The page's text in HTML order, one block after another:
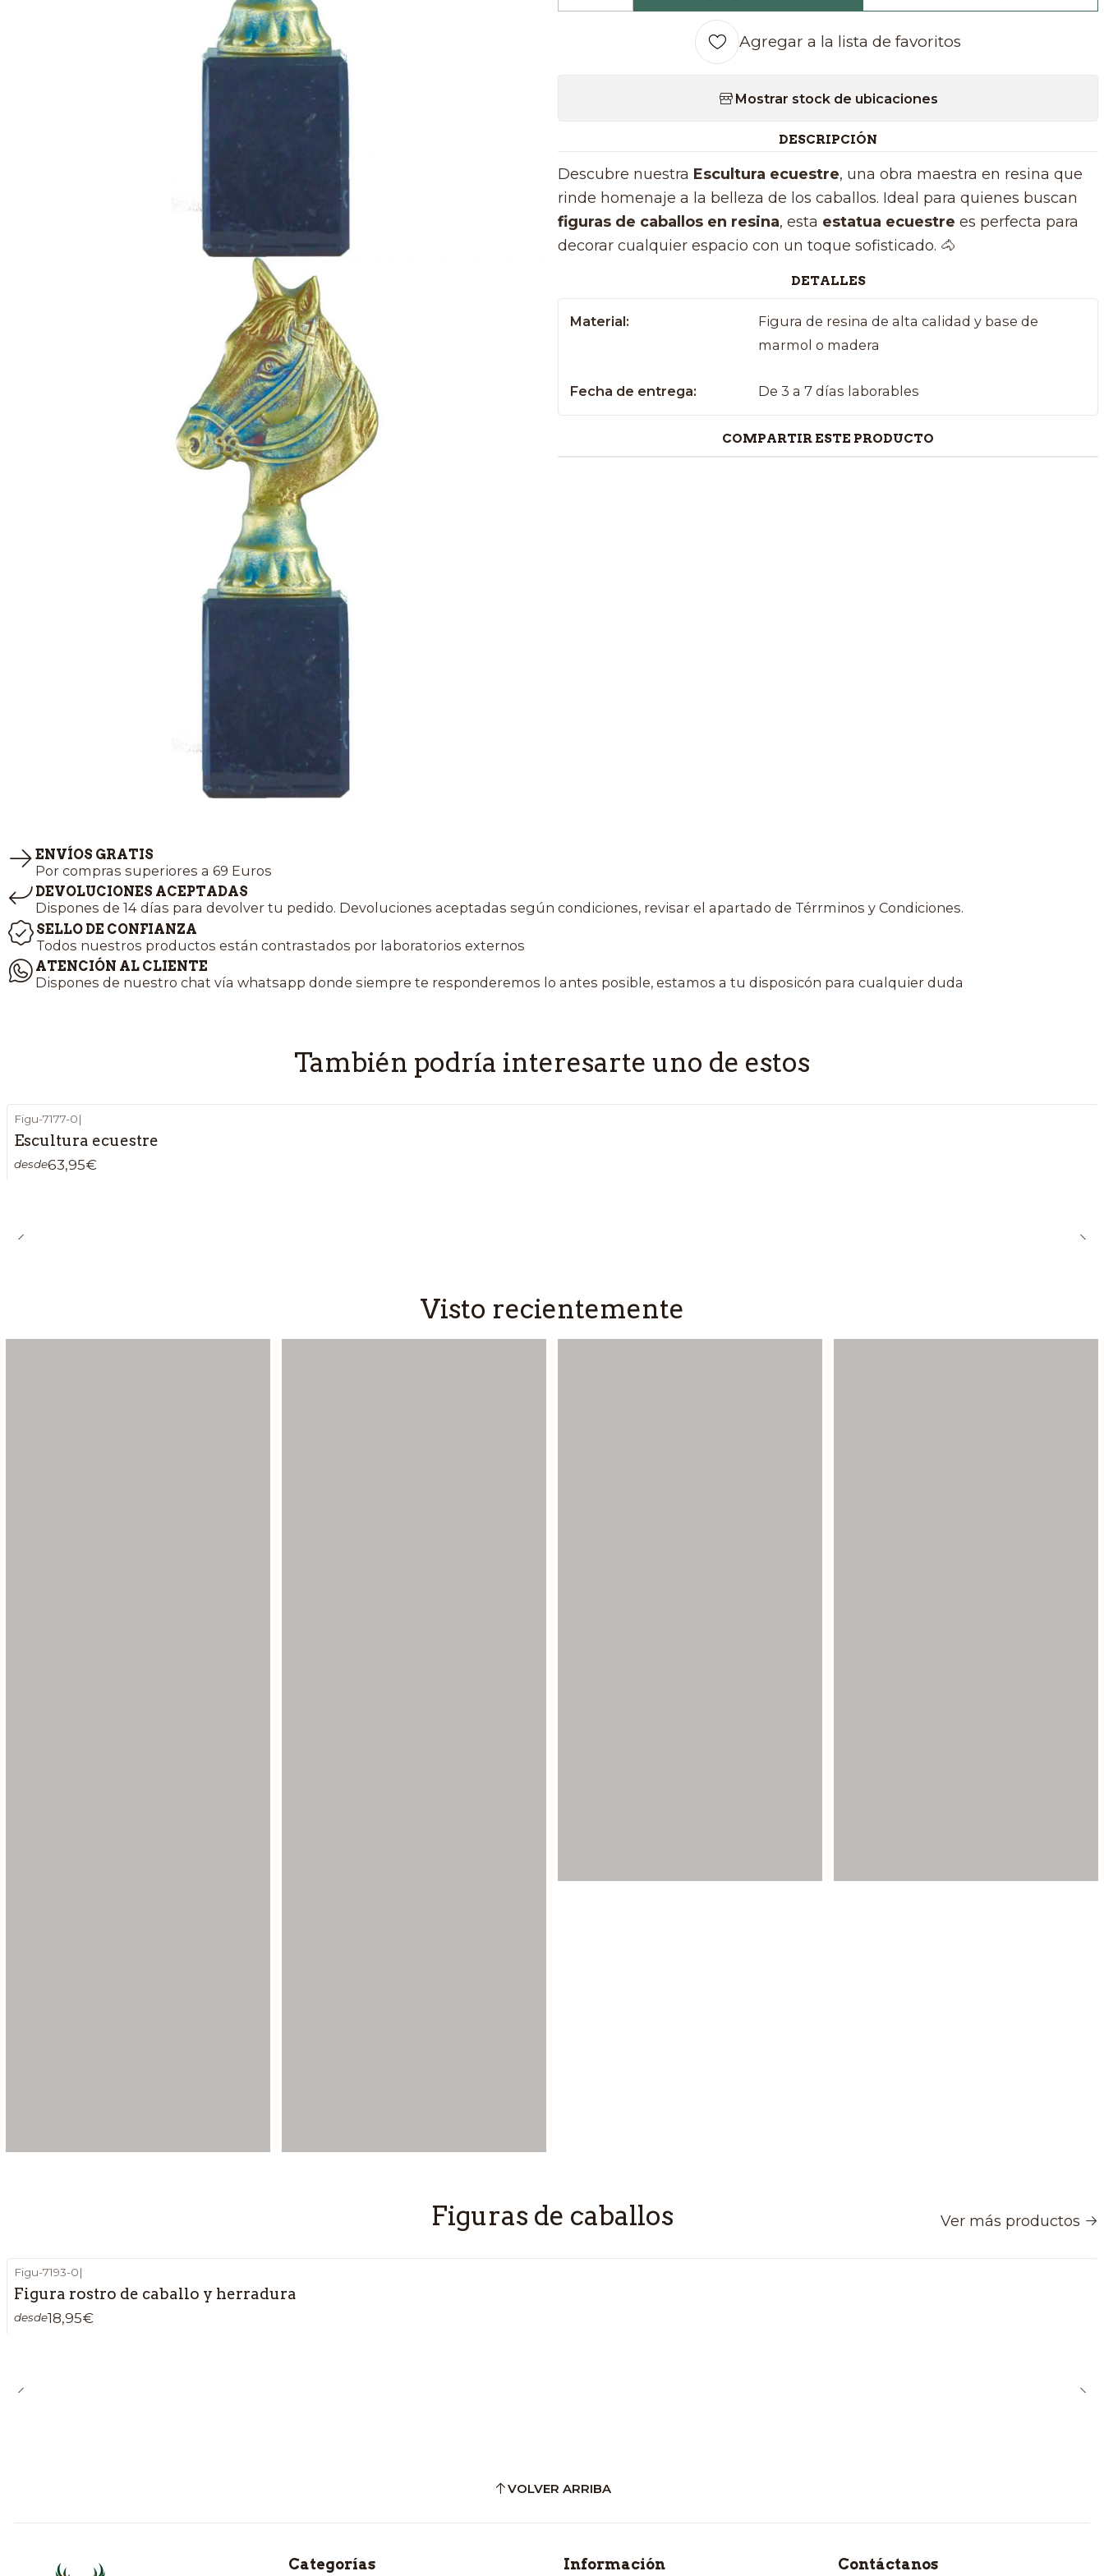
Agregar a la lista de favoritos
Mostrar stock de ubicaciones
DESCRIPCIÓN
Descubre nuestra Escultura ecuestre, una obra maestra en resina que
rinde homenaje a la belleza de los caballos. Ideal para quienes buscan
figuras de caballos en resina, esta estatua ecuestre es perfecta para
decorar cualquier espacio con un toque sofisticado. 🐴
DETALLES
Material:
Figura de resina de alta calidad y base de
marmol o madera
Fecha de entrega: De 3 a 7 días laborables
COMPARTIR ESTE PRODUCTO
ENVÍOS GRATIS
Por compras superiores a 69 Euros
DEVOLUCIONES ACEPTADAS
Dispones de 14 días para devolver tu pedido. Devoluciones aceptadas según condiciones, revisar el apartado de Térrminos y Condiciones.
SELLO DE CONFIANZA
Todos nuestros productos están contrastados por laboratorios externos
ATENCIÓN AL CLIENTE
Dispones de nuestro chat vía whatsapp donde siempre te responderemos lo antes posible, estamos a tu disposicón para cualquier duda
También podría interesarte uno de estos
Figu-7177-0|
Escultura ecuestre
desde63,95€
Visto recientemente
Figuras de caballos Ver más productos
Figu-7193-0|
Figura rostro de caballo y herradura
desde18,95€
VOLVER ARRIBA
Categorías Información Contáctanos